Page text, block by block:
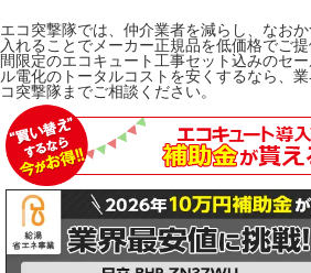
エコ突撃隊では、仲介業者を減らし、なお
入れることでメーカー正規品を低価格でご
間限定のエコキュート工事セット込みのセ
ル電化のトータルコストを安くするなら、
コ突撃隊までご相談ください。